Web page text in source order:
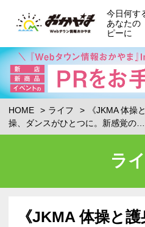
今日何す
あなたの
ピーに
HOME ライフ
《JKMA 体操
操、ダンスがひとつに。新感覚の…
ラ
《JKMA 体操と